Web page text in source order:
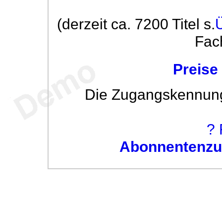
(derzeit ca. 7200 Titel s.
Die
?